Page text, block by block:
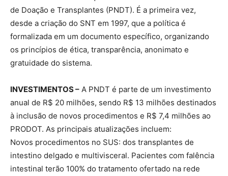
de Doação e Transplantes (PNDT). É a primeira vez,
desde a criação do SNT em 1997, que a política é
formalizada em um documento específico, organizando
os princípios de ética, transparência, anonimato e
gratuidade do sistema.
INVESTIMENTOS – A PNDT é parte de um investimento
anual de R$ 20 milhões, sendo R$ 13 milhões destinados
à inclusão de novos procedimentos e R$ 7,4 milhões ao
PRODOT. As principais atualizações incluem:
Novos procedimentos no SUS: dos transplantes de
intestino delgado e multivisceral. Pacientes com falência
intestinal terão 100% do tratamento ofertado na rede